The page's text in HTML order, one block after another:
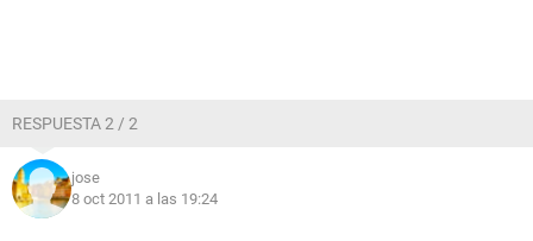
RESPUESTA 2 / 2
jose
8 oct 2011 a las 19:24